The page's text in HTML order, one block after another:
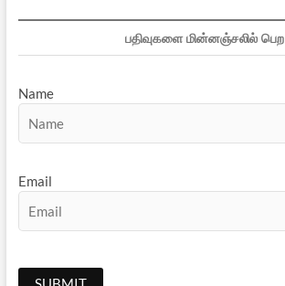
பதிவுகளை மின்னஞ்சலில் பெற
Name
Email